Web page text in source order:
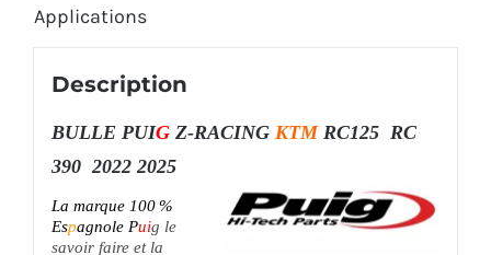
Applications
Description
BULLE PUIGZ-RACING KTMRC125 RC
390 2022 2025
La marque 100 %
Espagnole Puig le
savoir faire et la